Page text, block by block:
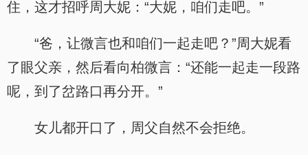
住，这才招呼周大妮：“大妮，咱们走吧。”
“爸，让微言也和咱们一起走吧？”周大妮看
了眼父亲，然后看向柏微言：“还能一起走一段路
呢，到了岔路口再分开。”
女儿都开口了，周父自然不会拒绝。